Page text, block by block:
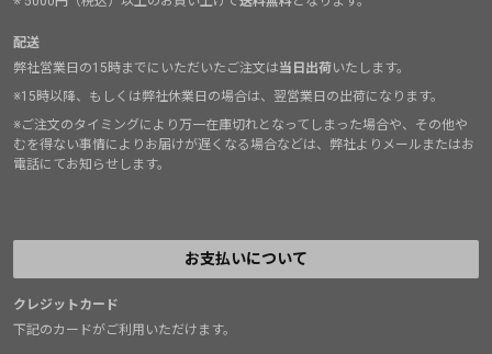
配送
弊社営業日の15時までにいただいたご注文は当日出荷いたします。
※15時以降、もしくは弊社休業日の場合は、翌営業日の出荷になります。
※ご注文のタイミングにより万一在庫切れとなってしまった場合や、その他や
むを得ない事情によりお届けが遅くなる場合などは、弊社よりメールまたはお
電話にてお知らせします。
お支払いについて
クレジットカード
下記のカードがご利用いただけます。